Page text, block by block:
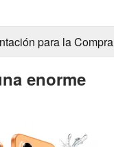
para la Compra
enorme